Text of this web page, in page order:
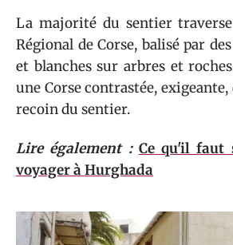
La majorité du sentier
Régional de Corse, balisé par
et blanches sur arbres et
une Corse contrastée,
recoin du sentier.
Lire également : Ce qu'il faut
voyager à Hurghada